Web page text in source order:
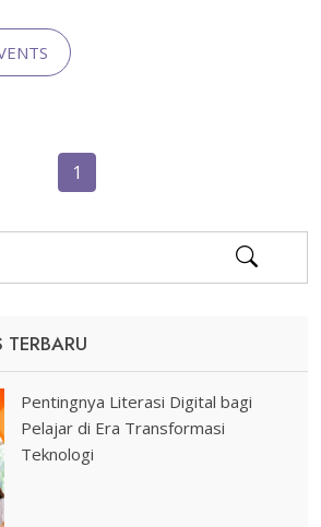
1
Pentingnya Literasi Digital bagi
Pelajar di Era Transformasi
Teknologi